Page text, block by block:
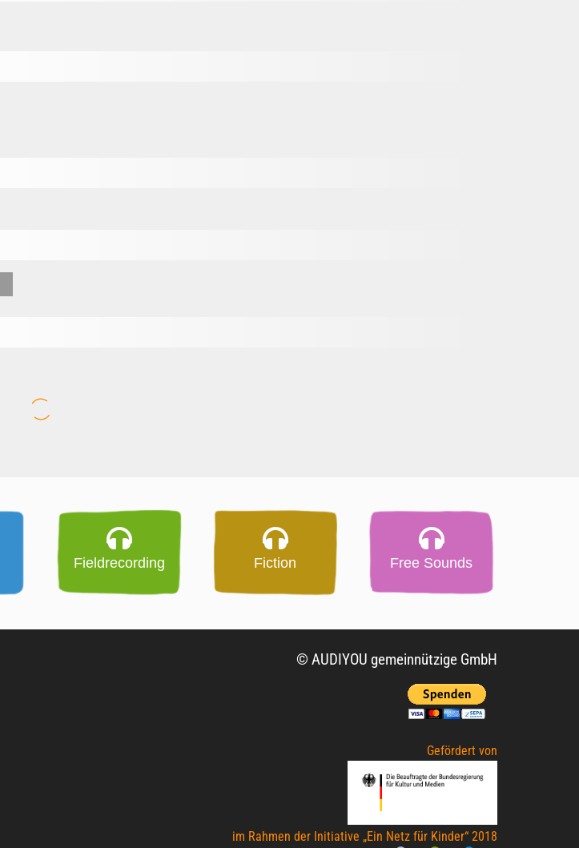
Fieldrecording Fiction Free Sounds
© AUDIYOU gemeinnützige GmbH
Gefördert von
im Rahmen der Initiative „Ein Netz für Kinder“ 2018